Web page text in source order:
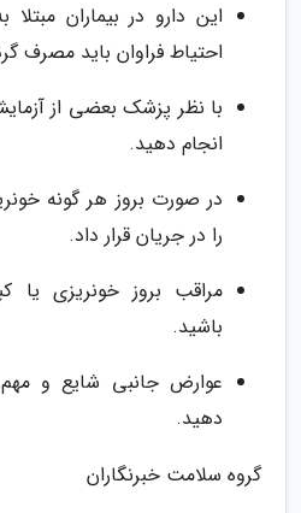
این دارو در بیماران
احتیاط فراوان باید مصرف
با نظر پزشک بعضی از
انجام دهید.
در صورت بروز هر گونه
را در جریان قرار داد.
مراقب بروز خونریزی یا
باشید.
عوارض جانبی شایع و مهم
دهید.
گروه سلامت خبرنگاران